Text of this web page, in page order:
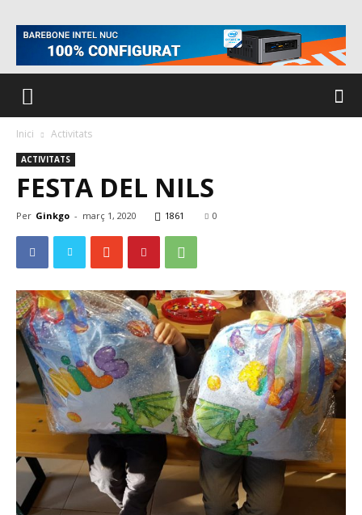
Inici Activitats
ACTIVITATS
FESTA DEL NILS
Per Ginkgo - març 1, 2020 1861 0